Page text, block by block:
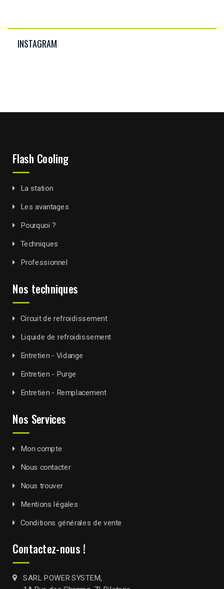
INSTAGRAM
Flash Cooling
La station
Les avantages
Pourquoi ?
Techniques
Professionnel
Nos techniques
Circuit de refroidissement
Liquide de refroidissement
Entretien - Vidange
Entretien - Purge
Entretien - Remplacement
Nos Services
Mon compte
Nous contacter
Nous trouver
Mentions légales
Conditions générales de vente
Contactez-nous !
SARL POWER SYSTEM,